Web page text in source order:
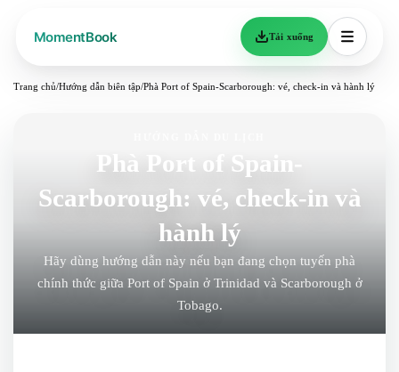
Tải xuống
Trang chủ/Hướng dẫn biên tập/Phà Port of Spain-Scarborough: vé, check-in và hành lý
Phà Port of Spain-
Scarborough: vé, check-in và
hành lý
Hãy dùng hướng dẫn này nếu bạn đang chọn tuyến phà
chính thức giữa Port of Spain ở Trinidad và Scarborough ở
Tobago.